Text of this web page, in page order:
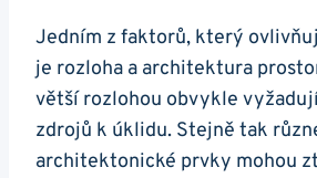
Jedním z faktorů, který
je rozloha a architektura
větší rozlohou obvykle
zdrojů k úklidu. Stejně tak
architektonické prvky mohou